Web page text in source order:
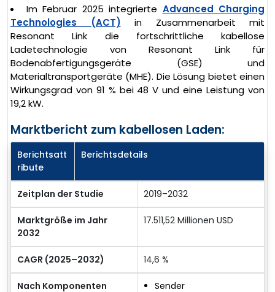
Im Februar 2025 integrierte Advanced Charging
Technologies (ACT) in Zusammenarbeit mit
Resonant Link die fortschrittliche kabellose
Ladetechnologie von Resonant Link für
Bodenabfertigungsgeräte (GSE) und
Materialtransportgeräte (MHE). Die Lösung bietet einen
Wirkungsgrad von 91 % bei 48 V und eine Leistung von
19,2 kW.
Marktbericht zum kabellosen Laden:
Berichtsatt
ribute
Berichtsdetails
Zeitplan der Studie 2019–2032
Marktgröße im Jahr
2032
17.511,52 Millionen USD
CAGR (2025–2032) 14,6 %
Nach Komponenten
Sender